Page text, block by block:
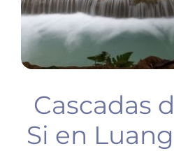
Cascadas
Si en